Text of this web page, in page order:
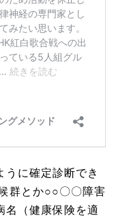
うに確定診断でき
群とか○○〇〇障害
名（健康保険を適